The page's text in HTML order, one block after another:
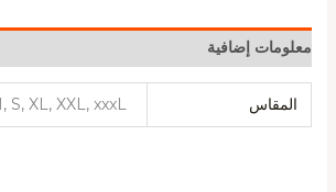
معلومات إضافية
المقاس S, XL, XXL, xxxL